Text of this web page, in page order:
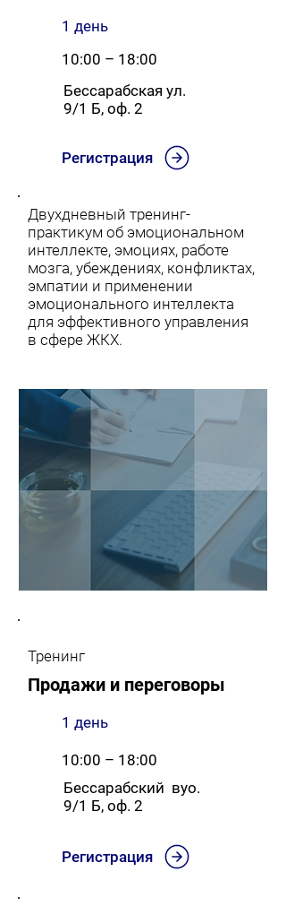
Регистрация
1 день
10:00 – 18:00
Бессарабская ул.
9/1 Б, оф. 2
Тренинг
Продажи и переговоры
Регистрация
1 день
10:00 – 18:00
Бессарабский вуо.
9/1 Б, оф. 2
Двухдневный тренинг-
практикум об эмоциональном
интеллекте, эмоциях, работе
мозга, убеждениях, конфликтах,
эмпатии и применении
эмоционального интеллекта
для эффективного управления
в сфере ЖКХ.